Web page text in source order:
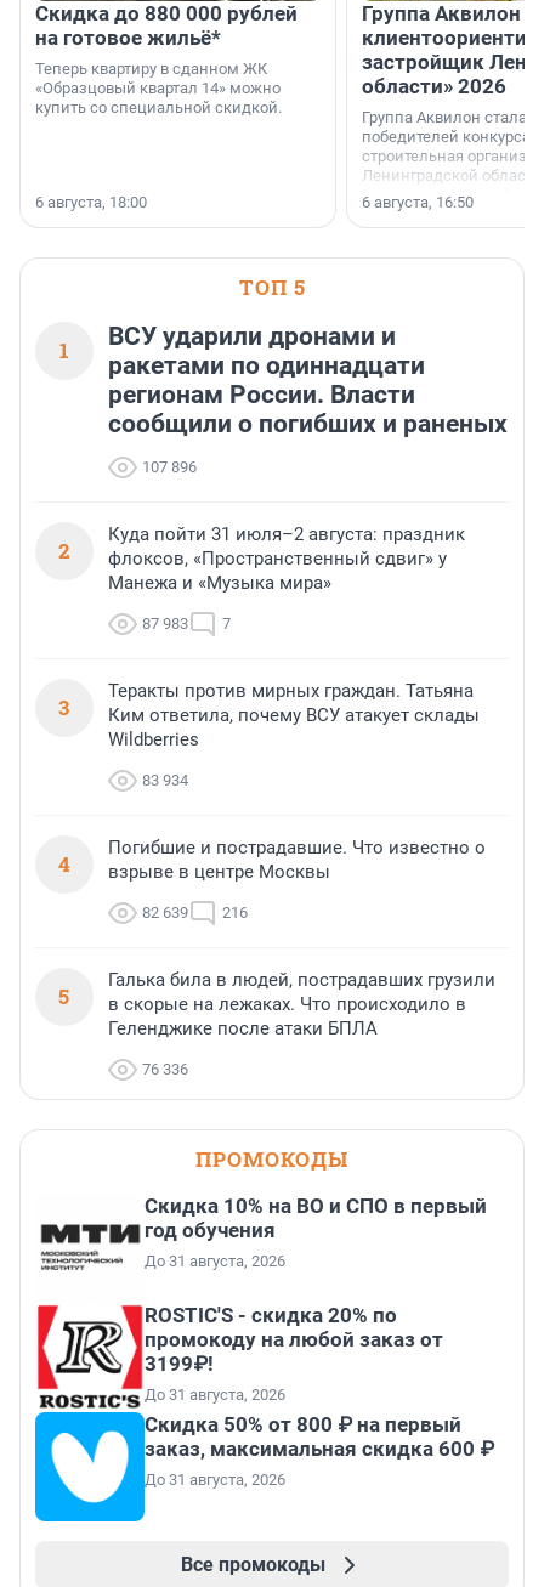
Скидка до 880 000 рублей
на готовое жильё*
Теперь квартиру в сданном ЖК
«Образцовый квартал 14» можно
купить со специальной скидкой.
6 августа, 18:00
Группа Аквилон
застройщик
области» 2026
Группа Аквилон стала
победителей конкурса
строительная
Ленинградской области
номинации «Самый
застройщик
области».
6 августа, 16:50
ТОП 5
1
ВСУ ударили дронами и
ракетами по одиннадцати
регионам России. Власти
сообщили о погибших и раненых
107 896
2
Куда пойти 31 июля–2 августа: праздник
флоксов, «Пространственный сдвиг» у
Манежа и «Музыка мира»
87 983 7
3
Теракты против мирных граждан. Татьяна
Ким ответила, почему ВСУ атакует склады
Wildberries
83 934
4
Погибшие и пострадавшие. Что известно о
взрыве в центре Москвы
82 639 216
5
Галька била в людей, пострадавших грузили
в скорые на лежаках. Что происходило в
Геленджике после атаки БПЛА
76 336
ПРОМОКОДЫ
Скидка 10% на ВО и СПО в первый
год обучения
До 31 августа, 2026
ROSTIC'S - скидка 20% по
промокоду на любой заказ от
3199₽!
До 31 августа, 2026
Скидка 50% от 800 ₽ на первый
заказ, максимальная скидка 600 ₽
До 31 августа, 2026
Все промокоды